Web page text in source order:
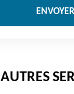
AUTRES